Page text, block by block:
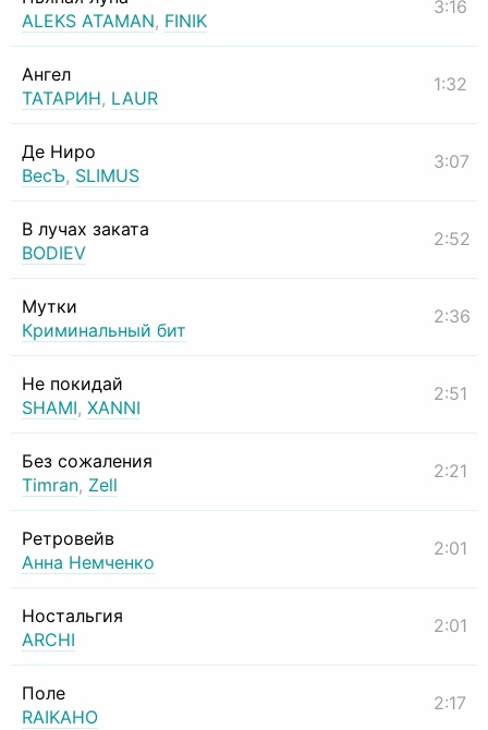
ALEKS ATAMAN, FINIK
3:16
Ангел
ТАТАРИН, LAUR
1:32
Де Ниро
ВесЪ, SLIMUS
3:07
В лучах заката
BODIEV
2:52
Мутки
Криминальный бит
2:36
Не покидай
SHAMI, XANNI
2:51
Без сожаления
Timran, Zell
2:21
Ретровейв
Анна Немченко
2:01
Ностальгия
ARCHI
2:01
Поле
RAIKAHO
2:17